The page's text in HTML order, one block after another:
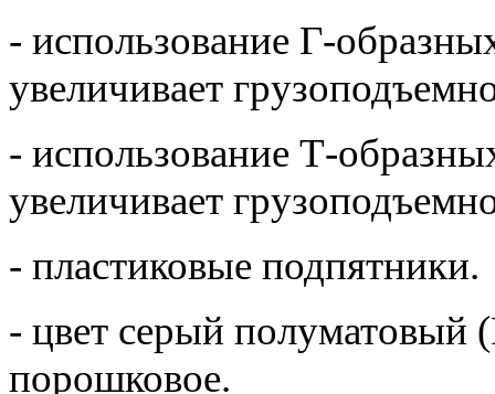
- использование Г-
увеличивает
- использование Т-
увеличивает
- пластиковые подпятники.
- цвет серый полуматовый
порошковое.